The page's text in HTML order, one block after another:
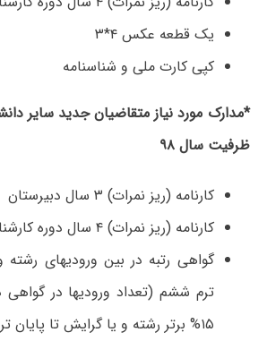
یک قطعه عکس ۴*۳
کپی کارت ملی و شناسنامه
*مدارک مورد نیاز متقاضیان جدید سایر
ظرفیت سال ۹۸
کارنامه (ریز نمرات) ۳ سال دبیرستان
کارنامه (ریز نمرات) ۴ سال دوره کارشناسی
گواهی رتبه در بین ورودی­های رشته
ترم ششم (تعداد ورودی­ها در
۱۵% برتر رشته و یا گرایش تا پایان ترم ششم